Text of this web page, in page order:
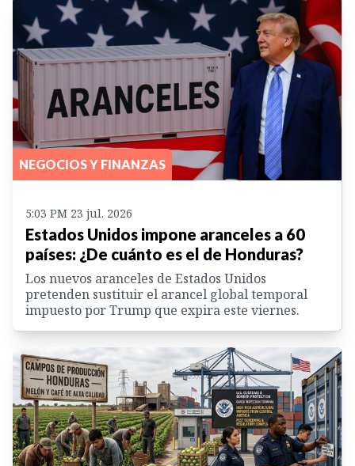
NEGOCIOS Y FINANZAS
5:03 PM 23 jul. 2026
Estados Unidos impone aranceles a 60
países: ¿De cuánto es el de Honduras?
Los nuevos aranceles de Estados Unidos
pretenden sustituir el arancel global temporal
impuesto por Trump que expira este viernes.